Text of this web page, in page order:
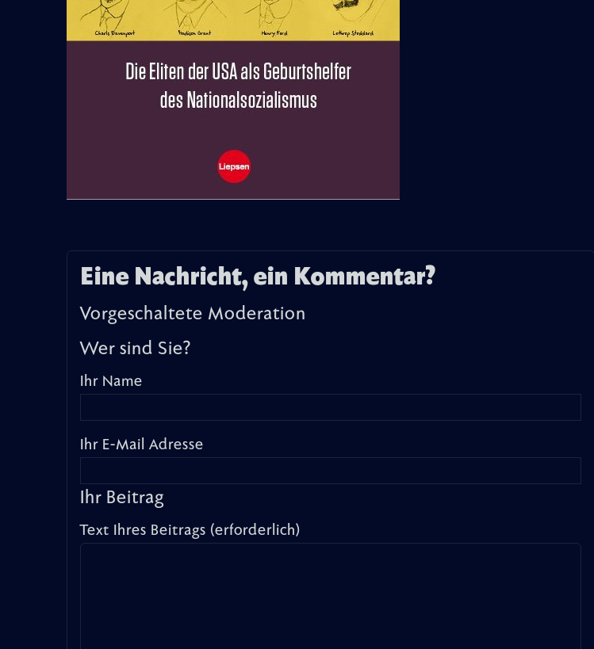
Eine Nachricht, ein Kommentar?
Vorgeschaltete Moderation
Wer sind Sie?
Ihr Name
Ihr E-Mail Adresse
Ihr Beitrag
Text Ihres Beitrags (erforderlich)